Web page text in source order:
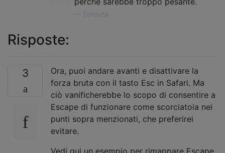
Consulta
Risposte:
3
Ora, puoi andare avanti e disattivare la
forza bruta con il tasto Esc in Safari. Ma
ciò vanificherebbe lo scopo di consentire a
Escape di funzionare come scorciatoia nei
punti sopra menzionati, che preferirei
evitare.
Vedi qui un esempio per rimappare Escape